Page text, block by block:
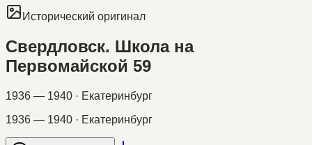
Исторический оригинал
Свердловск. Школа на
Первомайской 59
1936 — 1940 · Екатеринбург
1936 — 1940 · Екатеринбург